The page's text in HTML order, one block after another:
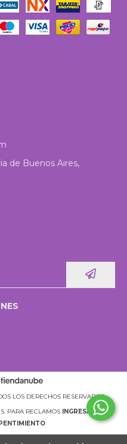
de Buenos Aires,
LOS DERECHOS RESERVADOS.
PARA RECLAMOS INGRESÁ ACÁ.